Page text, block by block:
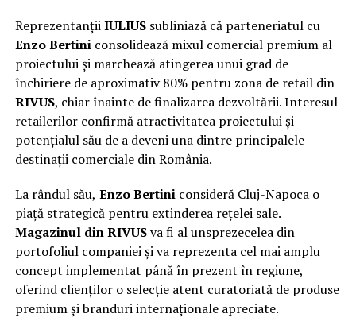
ReprezentanțiiIULIUSsubliniază că parteneriatul cu
Enzo Bertiniconsolidează mixul comercial premium al
proiectului și marchează atingerea unui grad de
închiriere de aproximativ 80% pentru zona de retail din
RIVUS, chiar înainte de finalizarea dezvoltării. Interesul
retailerilor confirmă atractivitatea proiectului și
potențialul său de a deveni una dintre principalele
destinații comerciale din România.
La rândul său, Enzo Bertiniconsideră Cluj-Napoca o
piață strategică pentru extinderea rețelei sale.
Magazinul din RIVUSva fi al unsprezecelea din
portofoliul companiei și va reprezenta cel mai amplu
concept implementat până în prezent în regiune,
oferind clienților o selecție atent curatoriată de produse
premium și branduri internaționale apreciate.